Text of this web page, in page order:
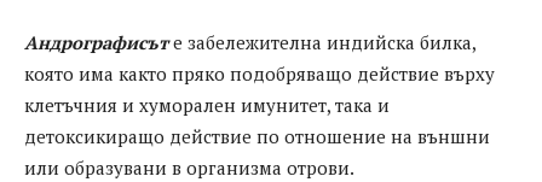
Андрографисът е забележителна индийска билка,
която има както пряко подобряващо действие върху
клетъчния и хуморален имунитет, така и
детоксикиращо действие по отношение на външни
или образувани в организма отрови.